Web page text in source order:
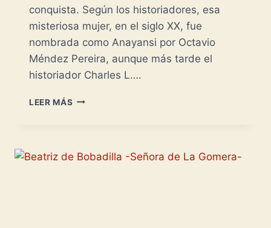
conquista. Según los historiadores, esa
misteriosa mujer, en el siglo XX, fue
nombrada como Anayansi por Octavio
Méndez Pereira, aunque más tarde el
historiador Charles L….
LEER MÁS ANAYANSI
BALBOA-